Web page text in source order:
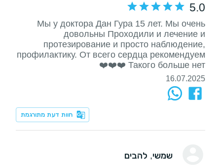
5.0
Мы у доктора Дан Гура 15 лет. Мы очень
довольны Проходили и лечение и
протезирование и просто наблюдение,
профилактику. От всего сердца рекомендуем
Такого больше нет ❤️❤️❤️
16.07.2025
חוות דעת מתורגמת
שמשי, להבים